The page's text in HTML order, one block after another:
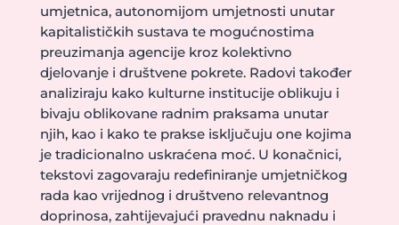
umjetnica, autonomijom umjetnosti unutar
kapitalističkih sustava te mogućnostima
preuzimanja agencije kroz kolektivno
djelovanje i društvene pokrete. Radovi također
analiziraju kako kulturne institucije oblikuju i
bivaju oblikovane radnim praksama unutar
njih, kao i kako te prakse isključuju one kojima
je tradicionalno uskraćena moć. U konačnici,
tekstovi zagovaraju redefiniranje umjetničkog
rada kao vrijednog i društveno relevantnog
doprinosa, zahtijevajući pravednu naknadu i